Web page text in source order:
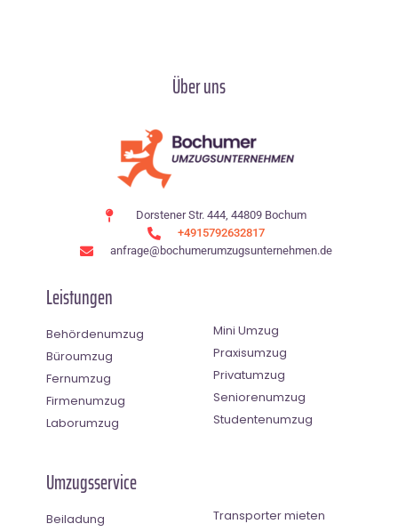
Über uns
Dorstener Str. 444, 44809 Bochum
+4915792632817
anfrage@bochumerumzugsunternehmen.de
Leistungen
Behördenumzug
Büroumzug
Fernumzug
Firmenumzug
Laborumzug
Mini Umzug
Praxisumzug
Privatumzug
Seniorenumzug
Studentenumzug
Umzugsservice
Beiladung
Transporter mieten